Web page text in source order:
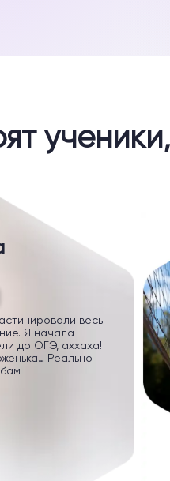
весь
Я начала
до ОГЭ, аххаха!
Реально